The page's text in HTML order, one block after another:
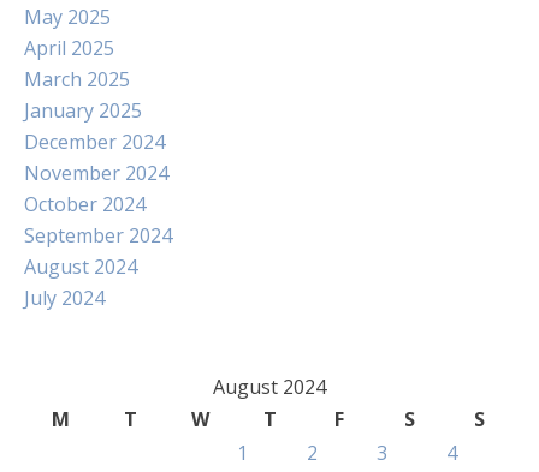
May 2025
April 2025
March 2025
January 2025
December 2024
November 2024
October 2024
September 2024
August 2024
July 2024
August 2024
M
T W T F S
S
1
2 3
4